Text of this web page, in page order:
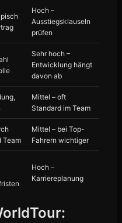
Hoch –
Ausstiegsklauseln
prüfen
Sehr hoch –
Entwicklung hängt
davon ab
Mittel – oft
Standard im Team
Team
Mittel – bei Top-
Fahrern wichtiger
Hoch –
Karriereplanung